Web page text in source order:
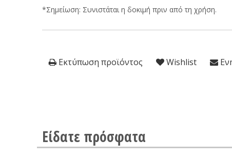
*Σημείωση: Συνιστάται η δοκιμή πριν από τη χρήση.
Εκτύπωση προϊόντος Wishlist
Είδατε πρόσφατα